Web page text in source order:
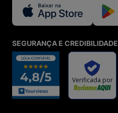
SEGURANÇA E CREDIBILIDADE